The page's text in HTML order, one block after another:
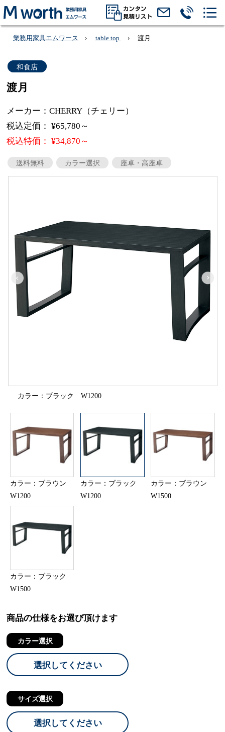
業務用家具エムワース table top 渡月
和食店
渡月
メーカー：CHERRY（チェリー）
税込定価： ¥65,780～
税込特価： ¥34,870～
送料無料 カラー選択 座卓・高座卓
カラー：ブラック W1200
カラー：ブラウン
W1200
カラー：ブラック
W1200
カラー：ブラウン
W1500
カラー：ブラック
W1500
商品の仕様をお選び頂けます
カラー選択
選択してください
サイズ選択
選択してください